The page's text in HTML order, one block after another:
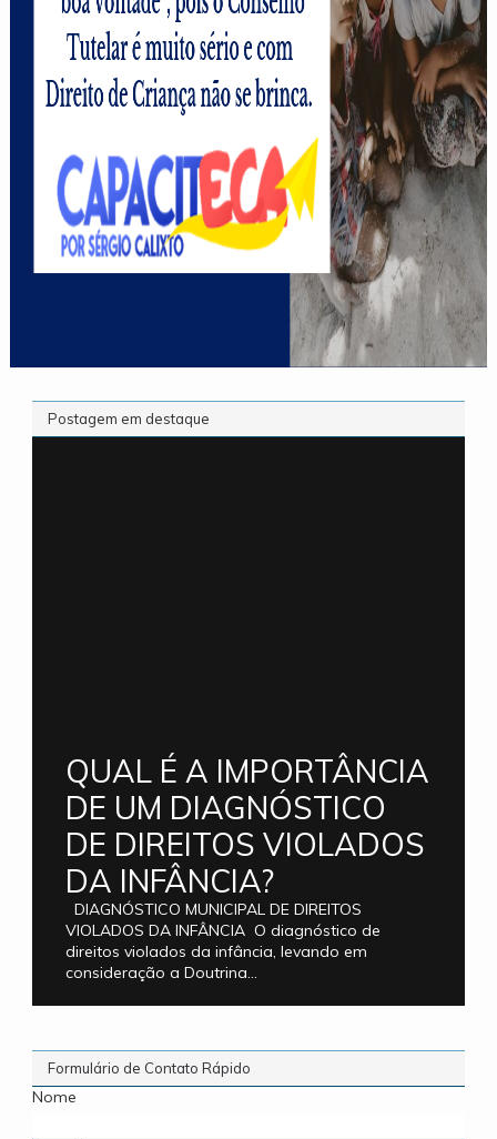
Postagem em destaque
QUAL É A IMPORTÂNCIA
DE UM DIAGNÓSTICO
DE DIREITOS VIOLADOS
DA INFÂNCIA?
DIAGNÓSTICO MUNICIPAL DE DIREITOS
VIOLADOS DA INFÂNCIA O diagnóstico de
direitos violados da infância, levando em
consideração a Doutrina...
Formulário de Contato Rápido
Nome